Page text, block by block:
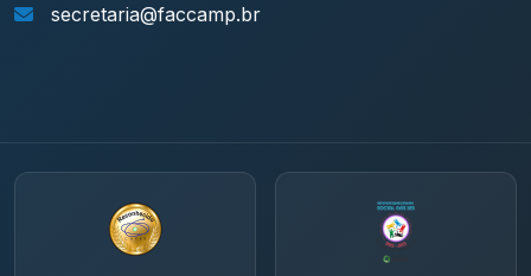
secretaria@faccamp.br